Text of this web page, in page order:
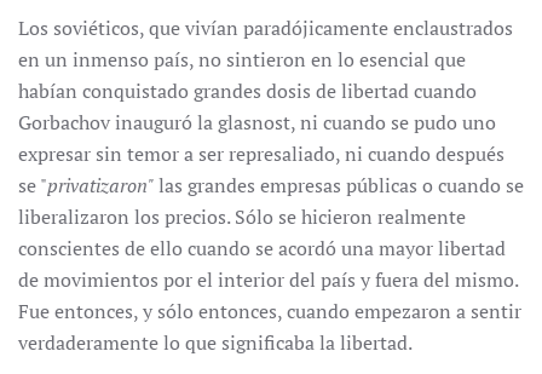
Los soviéticos, que vivían paradójicamente enclaustrados
en un inmenso país, no sintieron en lo esencial que
habían conquistado grandes dosis de libertad cuando
Gorbachov inauguró la glasnost, ni cuando se pudo uno
expresar sin temor a ser represaliado, ni cuando después
se "privatizaron"las grandes empresas públicas o cuando se
liberalizaron los precios. Sólo se hicieron realmente
conscientes de ello cuando se acordó una mayor libertad
de movimientos por el interior del país y fuera del mismo.
Fue entonces, y sólo entonces, cuando empezaron a sentir
verdaderamente lo que significaba la libertad.